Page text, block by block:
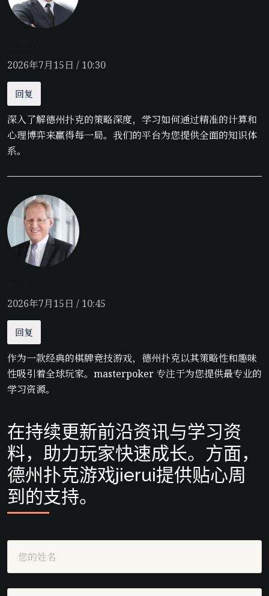
2026年7月15日 / 10:30
回复
深入了解德州扑克的策略深度，学习如何通过精准的计算和
心理博弈来赢得每一局。我们的平台为您提供全面的知识体
系。
2026年7月15日 / 10:45
回复
作为一款经典的棋牌竞技游戏，德州扑克以其策略性和趣味
性吸引着全球玩家。masterpoker 专注于为您提供最专业的
学习资源。
在持续更新前沿资讯与学习资
料，助力玩家快速成长。方面，
德州扑克游戏jierui提供贴心周
到的支持。